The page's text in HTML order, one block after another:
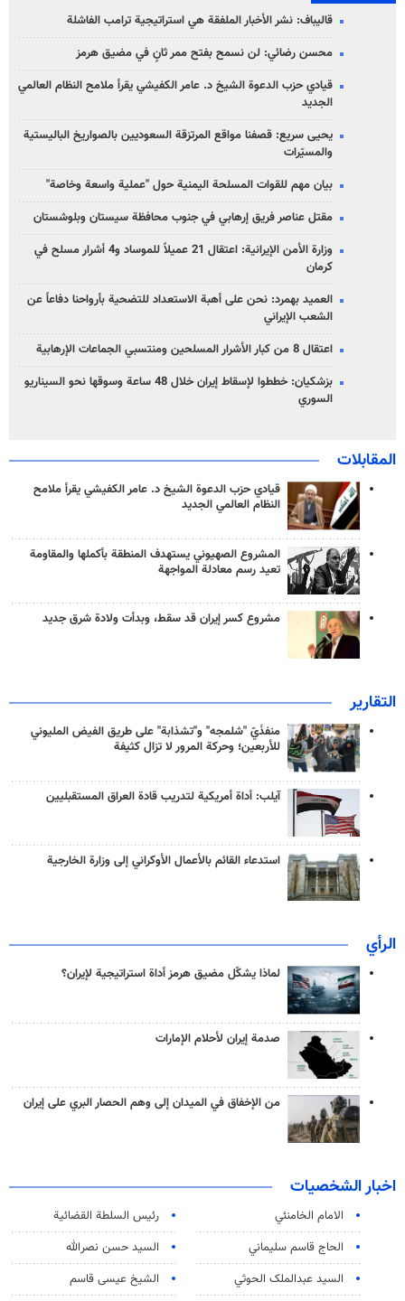
قاليباف: نشر الأخبار الملفقة هي استراتيجية ترامب الفاشلة
محسن رضائي: لن نسمح بفتح ممر ثانٍ في مضيق هرمز
قيادي حزب الدعوة الشيخ د. عامر الكفيشي يقرأ ملامح النظام العالمي
الجديد
يحيى سريع: قصفنا مواقع المرتزقة السعوديين بالصواريخ الباليستية
والمسيّرات
بيان مهم للقوات المسلحة اليمنية حول "عملية واسعة وخاصة"
مقتل عناصر فريق إرهابي في جنوب محافظة سيستان وبلوشستان
وزارة الأمن الإيرانية: اعتقال 21 عميلاً للموساد و4 أشرار مسلح في
كرمان
العميد بهمرد: نحن على أهبة الاستعداد للتضحية بأرواحنا دفاعاً عن
الشعب الإيراني
اعتقال 8 من كبار الأشرار المسلحين ومنتسبي الجماعات الإرهابية
بزشكيان: خططوا لإسقاط إيران خلال 48 ساعة وسوقها نحو السيناريو
السوري
المقابلات
قيادي حزب الدعوة الشيخ د. عامر الكفيشي يقرأ ملامح
النظام العالمي الجديد
المشروع الصهيوني يستهدف المنطقة بأكملها والمقاومة
تعيد رسم معادلة المواجهة
مشروع كسر إيران قد سقط، وبدأت ولادة شرق جديد
التقارير
منفذَيّ "شلمجه" و"تشذابة" على طريق الفيض المليوني
للأربعين؛ وحركة المرور لا تزال كثيفة
آيلب: أداة أمريكية لتدريب قادة العراق المستقبليين
استدعاء القائم بالأعمال الأوكراني إلى وزارة الخارجية
الرأي
لماذا يشكّل مضيق هرمز أداة استراتيجية لإيران؟
صدمة إيران لأحلام الإمارات
من الإخفاق في الميدان إلى وهم الحصار البري على إيران
اخبار الشخصيات
الامام الخامنئي
رئیس السلطة القضائیة
الحاج قاسم سليماني
السيد حسن نصرالله
السید عبدالملک الحوثي
الشيخ عيسى قاسم